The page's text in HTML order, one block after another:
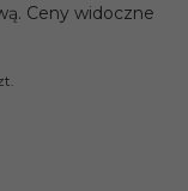
Ceny widoczne